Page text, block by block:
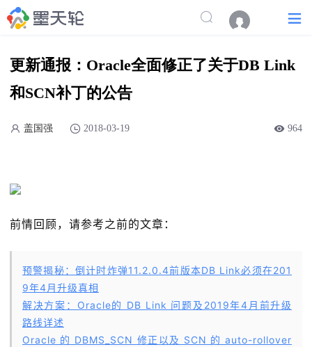
更新通报：Oracle全面修正了关于DB Link
和SCN补丁的公告
盖国强 2018-03-19 964
前情回顾，请参考之前的文章：
预警揭秘：倒计时炸弹11.2.0.4前版本DB Link必须在201
9年4月升级真相
解决方案：Oracle的 DB Link 问题及2019年4月前升级
路线详述
Oracle 的 DBMS_SCN 修正以及 SCN 的 auto-rollover